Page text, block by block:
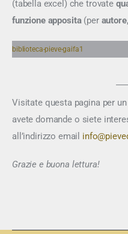
(tabella excel) che trovate
funzione apposita(per
biblioteca-pieve-gaifa1
Visitate questa pagina per
avete domande o siete
all’indirizzo email
Grazie e buona lettura!